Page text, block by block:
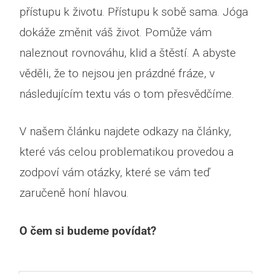
přístupu k životu. Přístupu k sobě sama. Jóga
dokáže změnit váš život. Pomůže vám
naleznout rovnováhu, klid a štěstí. A abyste
věděli, že to nejsou jen prázdné fráze, v
následujícím textu vás o tom přesvědčíme.
V našem článku najdete odkazy na články,
které vás celou problematikou provedou a
zodpoví vám otázky, které se vám teď
zaručeně honí hlavou.
O čem si budeme povídat?